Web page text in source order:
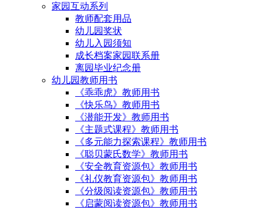
家园互动系列
教师配套用品
幼儿园奖状
幼儿入园须知
成长档案家园联系册
离园毕业纪念册
幼儿园教师用书
《乖乖虎》教师用书
《快乐鸟》教师用书
《潜能开发》教师用书
《主题式课程》教师用书
《多元能力探索课程》教师用书
《聪贝蒙氏数学》教师用书
《安全教育资源包》教师用书
《礼仪教育资源包》教师用书
《分级阅读资源包》教师用书
《启蒙阅读资源包》教师用书